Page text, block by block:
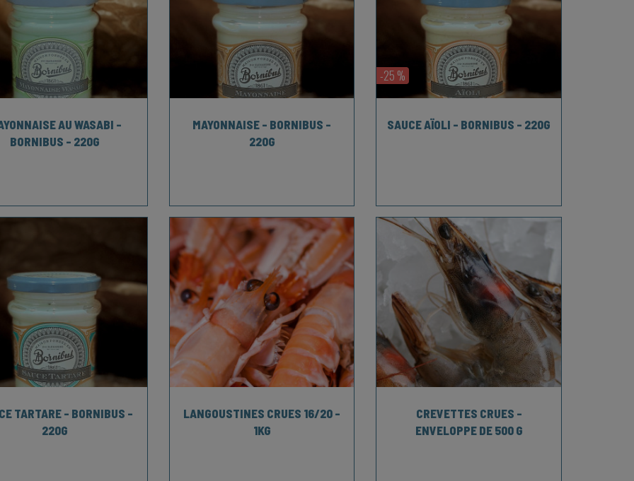
AU WASABI -
BORNIBUS - 220G
MAYONNAISE - BORNIBUS -
220G
-25 %
SAUCE AÏOLI - BORNIBUS - 220G
TARTARE - BORNIBUS -
220G
LANGOUSTINES CRUES 16/20 -
1KG
CREVETTES CRUES -
ENVELOPPE DE 500 G